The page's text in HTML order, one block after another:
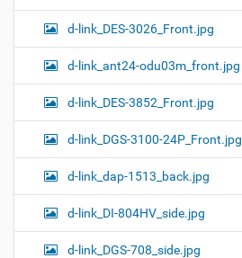
d-link_DES-3026_Front.jpg
d-link_ant24-odu03m_front.jpg
d-link_DES-3852_Front.jpg
d-link_DGS-3100-24P_Front.jpg
d-link_dap-1513_back.jpg
d-link_DI-804HV_side.jpg
d-link_DGS-708_side.jpg